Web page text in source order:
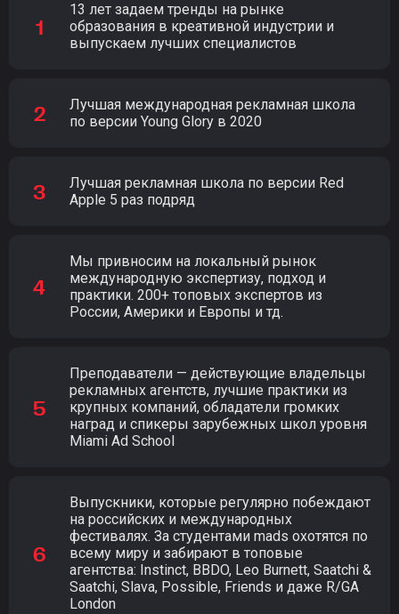
13 лет задаем тренды на рынке
образования в креативной индустрии и
выпускаем лучших специалистов
Лучшая международная рекламная школа
по версии Young Glory в 2020
Лучшая рекламная школа по версии Red
Apple 5 раз подряд
Мы привносим на локальный рынок
международную экспертизу, подход и
практики. 200+ топовых экспертов из
России, Америки и Европы и тд.
Преподаватели — действующие владельцы
рекламных агентств, лучшие практики из
крупных компаний, обладатели громких
наград и спикеры зарубежных школ уровня
Miami Ad School
Выпускники, которые регулярно побеждают
на российских и международных
фестивалях. За студентами mads охотятся по
всему миру и забирают в топовые
агентства: Instinct, BBDO, Leo Burnett, Saatchi &
Saatchi, Slava, Possible, Friends и даже R/GA
London